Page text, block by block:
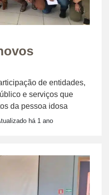
de entidades,
e serviços que
da pessoa idosa
há 1 ano